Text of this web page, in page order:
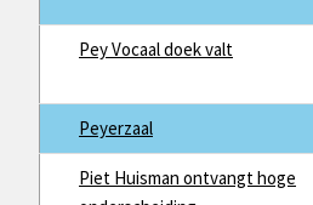
Pey Vocaal doek valt
Peyerzaal
Piet Huisman ontvangt hoge